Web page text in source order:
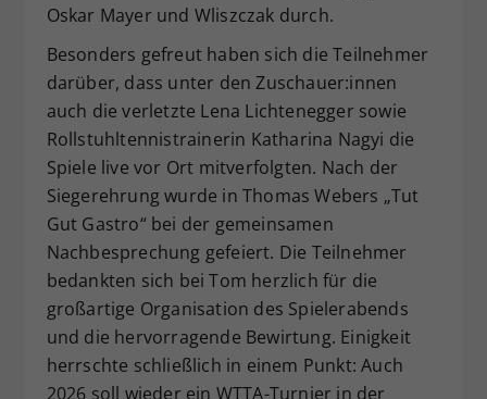
Oskar Mayer und Wliszczak durch.
Besonders gefreut haben sich die Teilnehmer
darüber, dass unter den Zuschauer:innen
auch die verletzte Lena Lichtenegger sowie
Rollstuhltennistrainerin Katharina Nagyi die
Spiele live vor Ort mitverfolgten. Nach der
Siegerehrung wurde in Thomas Webers „Tut
Gut Gastro“ bei der gemeinsamen
Nachbesprechung gefeiert. Die Teilnehmer
bedankten sich bei Tom herzlich für die
großartige Organisation des Spielerabends
und die hervorragende Bewirtung. Einigkeit
herrschte schließlich in einem Punkt: Auch
2026 soll wieder ein WTTA-Turnier in der